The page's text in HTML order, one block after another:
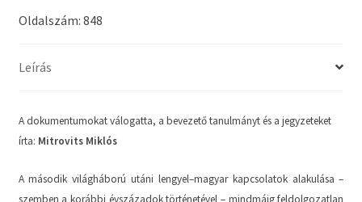
Oldalszám: 848
Leírás
A dokumentumokat válogatta, a bevezető tanulmányt és a jegyzeteket
írta: Mitrovits Miklós
A második világháború utáni lengyel–magyar kapcsolatok alakulása –